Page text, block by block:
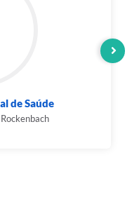
de Saúde